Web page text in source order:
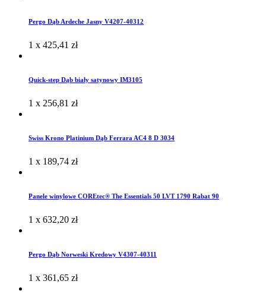
Pergo Dąb Ardeche Jasny V4207-40312
1 x 425,41 zł
Quick-step Dąb biały satynowy IM3105
1 x 256,81 zł
Swiss Krono Platinium Dąb Ferrara AC4 8 D 3034
1 x 189,74 zł
Panele winylowe COREtec® The Essentials 50 LVT 1790 Rabat 90
1 x 632,20 zł
Pergo Dąb Norweski Kredowy V4307-40311
1 x 361,65 zł